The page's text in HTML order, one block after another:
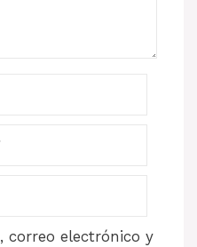
correo electrónico y